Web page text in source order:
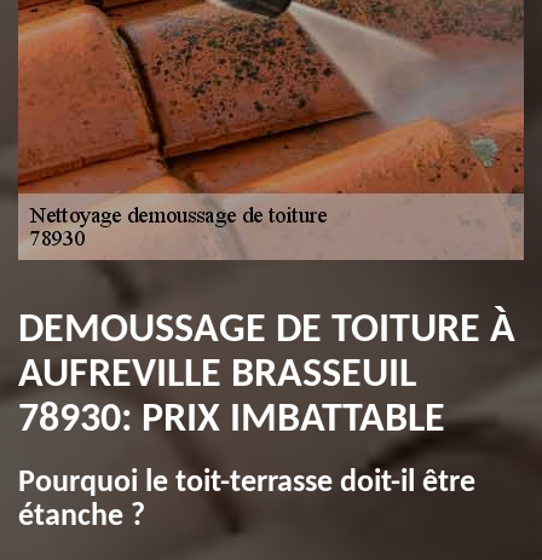
DEMOUSSAGE DE TOITURE À
AUFREVILLE BRASSEUIL
78930: PRIX IMBATTABLE
Pourquoi le toit-terrasse doit-il être
étanche ?